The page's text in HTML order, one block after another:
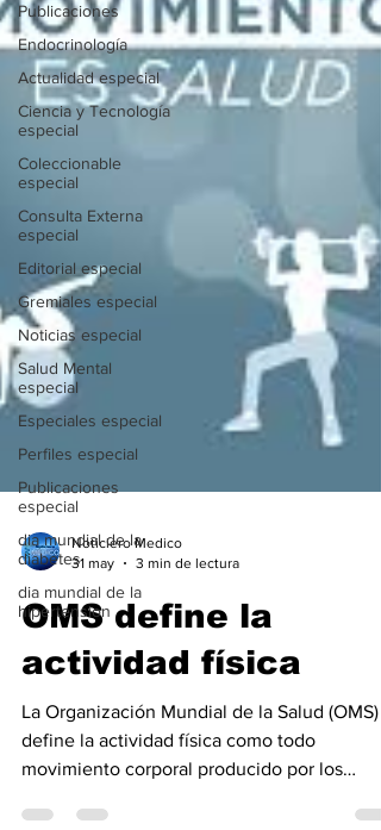
Publicaciones
Endocrinología
Actualidad especial
Ciencia y Tecnología
especial
Coleccionable
especial
Consulta Externa
especial
Editorial especial
Gremiales especial
Noticias especial
Salud Mental
especial
Especiales especial
Perfiles especial
Publicaciones
especial
dia mundial de la
diabetes
dia mundial de la
hipertension
31 may
3 min de lectura
OMS define la
actividad física
La Organización Mundial de la Salud (OMS)
define la actividad física como todo
movimiento corporal producido por los